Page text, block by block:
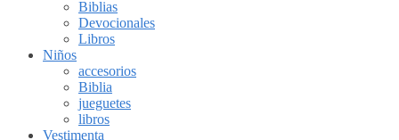
Biblias
Devocionales
Libros
Niños
accesorios
Biblia
jueguetes
libros
Vestimenta